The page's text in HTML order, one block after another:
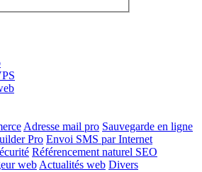
Adresse mail pro Sauvegarde en ligne
Pro Envoi SMS par Internet
Référencement naturel SEO
web Actualités web Divers